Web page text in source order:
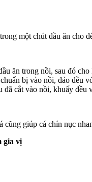
một chút dầu ăn cho
ăn trong nồi, sau đó
bị vào nồi, đảo đều
đã cắt vào nồi, khuấy
cũng giúp cá chín nục
gia vị